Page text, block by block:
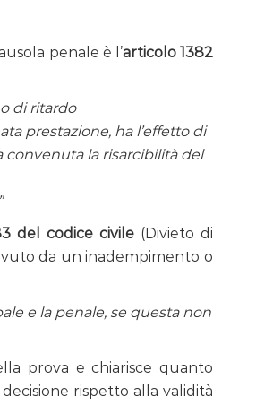
penale è l’articolo 1382
di ritardo
prestazione, ha l’effetto di
convenuta la risarcibilità del
del codice civile (Divieto di
da un inadempimento o
e la penale, se questa non
prova e chiarisce quanto
rispetto alla validità